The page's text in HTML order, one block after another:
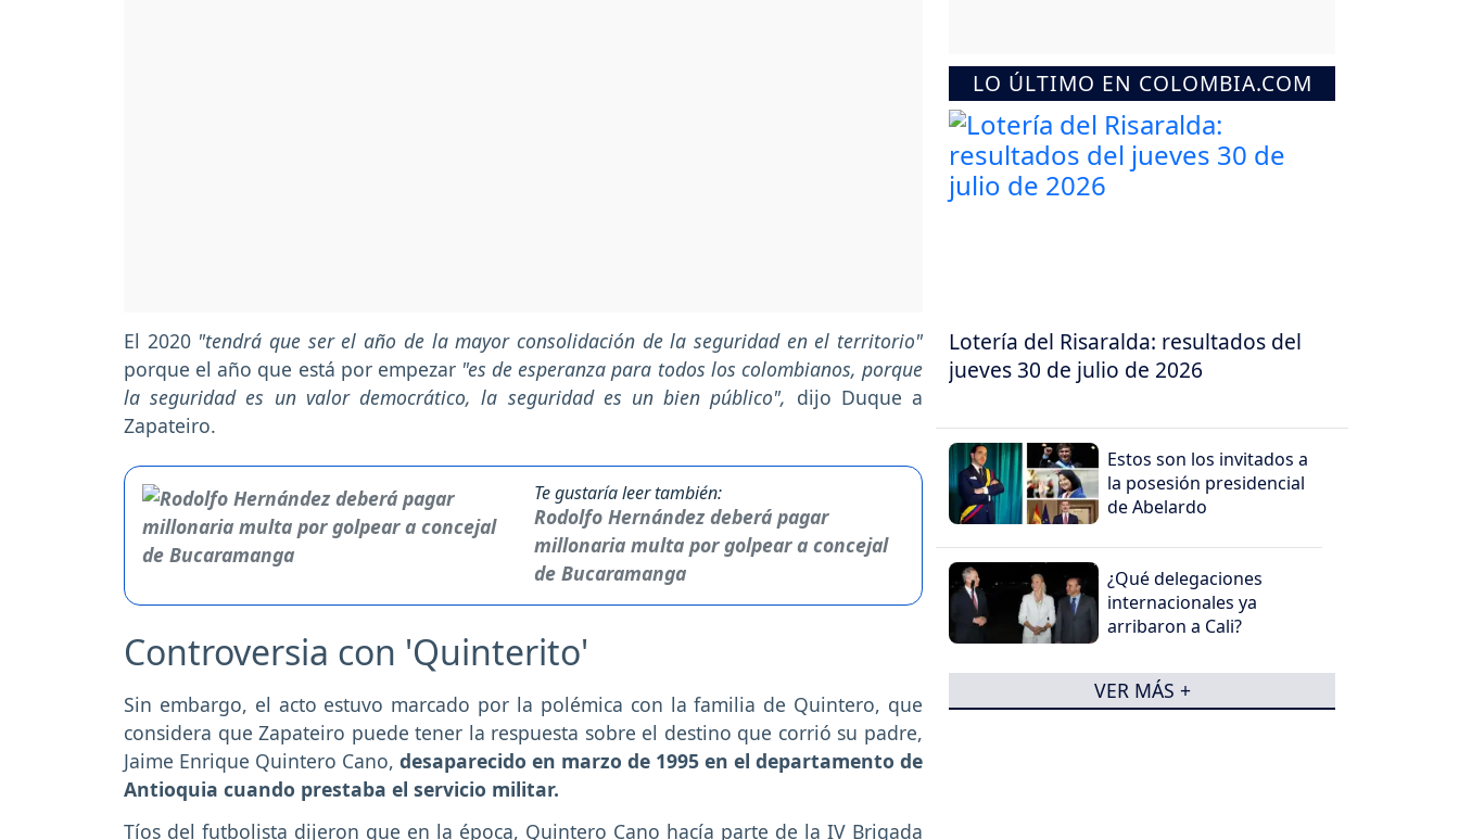
El 2020 "tendrá que ser el año de la mayor consolidación de la seguridad en el territorio"
porque el año que está por empezar "es de esperanza para todos los colombianos, porque
la seguridad es un valor democrático, la seguridad es un bien público", dijo Duque a
Zapateiro.
Te gustaría leer también:
Rodolfo Hernández deberá pagar
millonaria multa por golpear a concejal
de Bucaramanga
Controversia con 'Quinterito'
Sin embargo, el acto estuvo marcado por la polémica con la familia de Quintero, que
considera que Zapateiro puede tener la respuesta sobre el destino que corrió su padre,
Jaime Enrique Quintero Cano, desaparecido en marzo de 1995 en el departamento de
Antioquia cuando prestaba el servicio militar.
Tíos del futbolista dijeron que en la época, Quintero Cano hacía parte de la IV Brigada
LO ÚLTIMO EN COLOMBIA.COM
Lotería del Risaralda: resultados del
jueves 30 de julio de 2026
Estos son los invitados a
la posesión presidencial
de Abelardo
¿Qué delegaciones
internacionales ya
arribaron a Cali?
VER MÁS +